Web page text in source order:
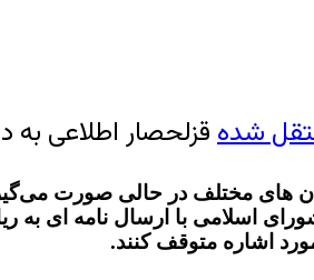
شدهقزلحصار اطلاعی
های مختلف در حالی صورت
اشاره متوقف کنند.